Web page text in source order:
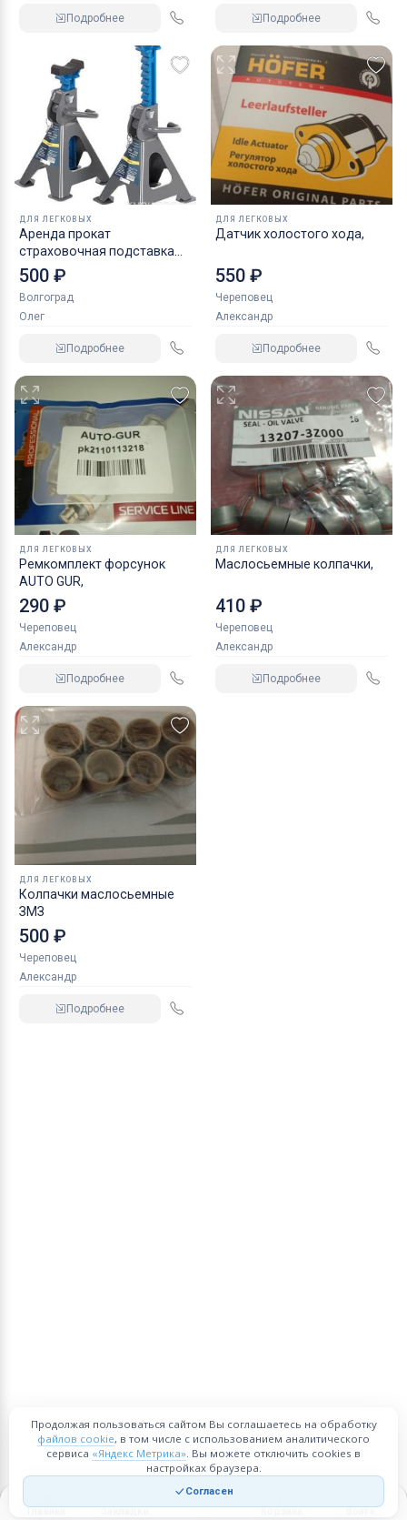
Подробнее Подробнее
ДЛЯ ЛЕГКОВЫХ
Аренда прокат
страховочная подставка
NORDBERG 2 т
500 ₽
Волгоград
Олег
Подробнее
ДЛЯ ЛЕГКОВЫХ
Датчик холостого хода,
550 ₽
Череповец
Александр
Подробнее
ДЛЯ ЛЕГКОВЫХ
Ремкомплект форсунок
AUTO GUR,
290 ₽
Череповец
Александр
Подробнее
ДЛЯ ЛЕГКОВЫХ
Маслосьемные колпачки,
410 ₽
Череповец
Александр
Подробнее
ДЛЯ ЛЕГКОВЫХ
Колпачки маслосьемные
ЗМЗ
500 ₽
Череповец
Александр
Подробнее
Главная Закладки Корзина Войти
Продолжая пользоваться сайтом Вы соглашаетесь на обработку
файлов cookie, в том числе с использованием аналитического
сервиса «Яндекс Метрика». Вы можете отключить cookies в
настройках браузера.
Согласен